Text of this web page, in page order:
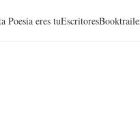
Poesia eres tuEscritores